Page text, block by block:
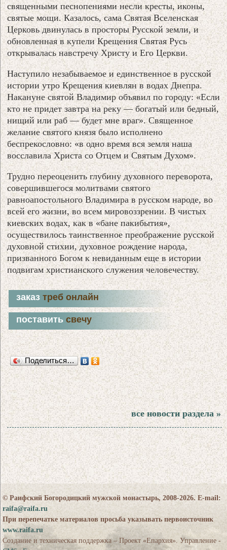
священными песнопениями несли кресты, иконы,
святые мощи. Казалось, сама Святая Вселенская
Церковь двинулась в просторы Русской земли, и
обновленная в купели Крещения Святая Русь
открывалась навстречу Христу и Его Церкви.
Наступило незабываемое и единственное в русской
истории утро Крещения киевлян в водах Днепра.
Накануне святой Владимир объявил по городу: «Если
кто не придет завтра на реку — богатый или бедный,
нищий или раб — будет мне враг». Священное
желание святого князя было исполнено
беспрекословно: «в одно время вся земля наша
восславила Христа со Отцем и Святым Духом».
Трудно переоценить глубину духовного переворота,
совершившегося молитвами святого
равноапостольного Владимира в русском народе, во
всей его жизни, во всем мировоззрении. В чистых
киевских водах, как в «бане пакибытия»,
осуществилось таинственное преображение русской
духовной стихии, духовное рождение народа,
призванного Богом к невиданным еще в истории
подвигам христианского служения человечеству.
заказтреб онлайн
поставитьсвечу
Поделиться…
все новости раздела »
© Раифский Богородицкий мужской монастырь, 2008-2026. E-mail:
raifa@raifa.ru
При перепечатке материалов просьба указывать первоисточник
www.raifa.ru
Создание и техническая поддержка – Проект «Епархия». Управление -